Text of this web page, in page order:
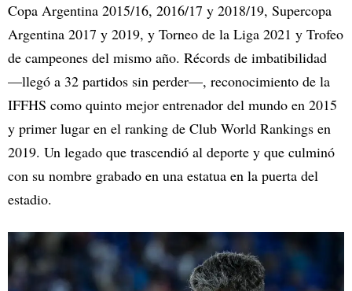
Copa Argentina 2015/16, 2016/17 y 2018/19, Supercopa
Argentina 2017 y 2019, y Torneo de la Liga 2021 y Trofeo
de campeones del mismo año. Récords de imbatibilidad
—llegó a 32 partidos sin perder—, reconocimiento de la
IFFHS como quinto mejor entrenador del mundo en 2015
y primer lugar en el ranking de Club World Rankings en
2019. Un legado que trascendió al deporte y que culminó
con su nombre grabado en una estatua en la puerta del
estadio.